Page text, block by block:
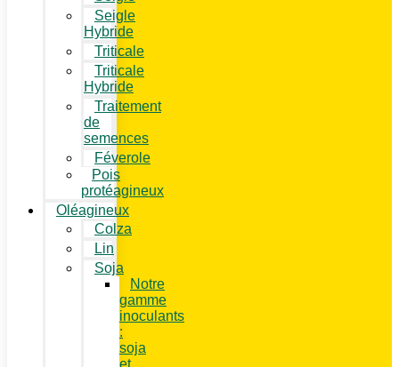
Seigle
Hybride
Triticale
Triticale
Hybride
Traitement
de
semences
Féverole
Pois
protéagineux
Oléagineux
Colza
Lin
Soja
Notre
gamme
inoculants
:
soja
et